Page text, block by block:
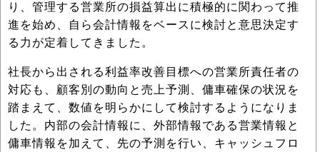
り、管理する営業所の損益算出に積極的に関わって推
進を始め、自ら会計情報をベースに検討と意思決定す
る力が定着してきました。
社長から出される利益率改善目標への営業所責任者の
対応も、顧客別の動向と売上予測、傭車確保の状況を
踏まえて、数値を明らかにして検討するようになりま
した。内部の会計情報に、外部情報である営業情報と
傭車情報を加えて、先の予測を行い、キャッシュフロ